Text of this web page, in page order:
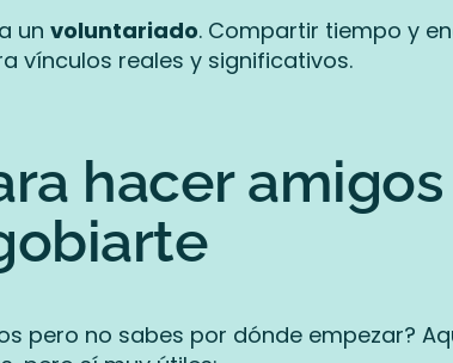
un voluntariado. Compartir tiempo y
vínculos reales y significativos.
hacer
pero no sabes por dónde empezar?